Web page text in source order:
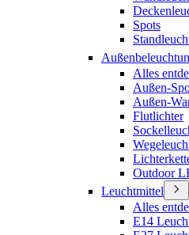
Spots
Alles
Außen-
Außen-
Flutlichter
Outdoor
Leuchtmittel
Alles
E14